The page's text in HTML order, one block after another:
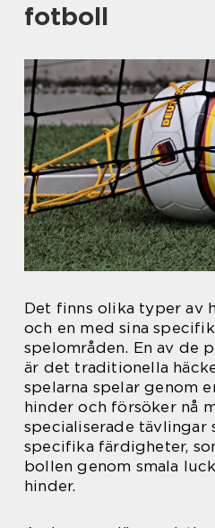
fotboll
Det finns olika typer av
och en med sina
spelområden. En av de
är det traditionella
spelarna spelar genom
hinder och försöker nå
specialiserade tävlingar
specifika färdigheter,
bollen genom smala
hinder.